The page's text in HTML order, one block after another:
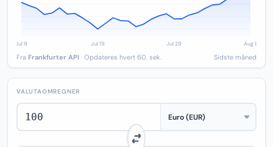
Fra Frankfurter API · Opdateres hvert 60. sek. Sidste måned
VALUTAOMREGNER